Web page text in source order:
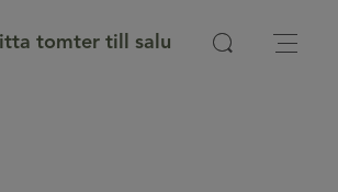
tomter till salu